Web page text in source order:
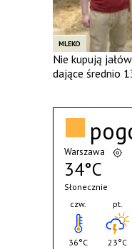
MLEKO
Nie kupują
dające średnio
Warszawa
34°C
Słonecznie
czw.
36°C
pt.
23°C